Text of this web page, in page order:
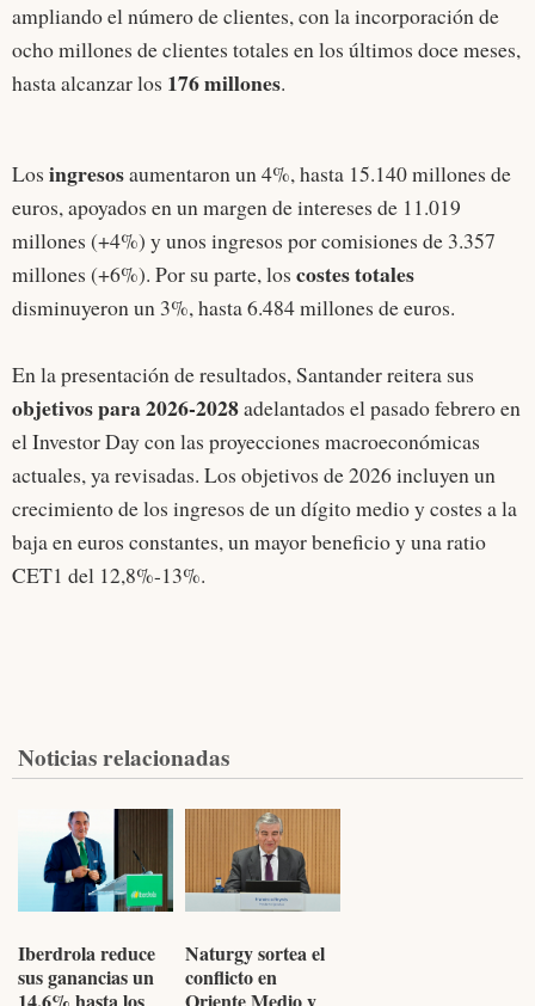
ampliando el número de clientes, con la incorporación de
ocho millones de clientes totales en los últimos doce meses,
hasta alcanzar los 176 millones.
Los ingresosaumentaron un 4%, hasta 15.140 millones de
euros, apoyados en un margen de intereses de 11.019
millones (+4%) y unos ingresos por comisiones de 3.357
millones (+6%). Por su parte, los costes totales
disminuyeron un 3%, hasta 6.484 millones de euros.
En la presentación de resultados, Santander reitera sus
objetivos para 2026-2028adelantados el pasado febrero en
el Investor Day con las proyecciones macroeconómicas
actuales, ya revisadas. Los objetivos de 2026 incluyen un
crecimiento de los ingresos de un dígito medio y costes a la
baja en euros constantes, un mayor beneficio y una ratio
CET1 del 12,8%-13%.
Noticias relacionadas
Iberdrola reduce
sus ganancias un
Naturgy sortea el
conflicto en